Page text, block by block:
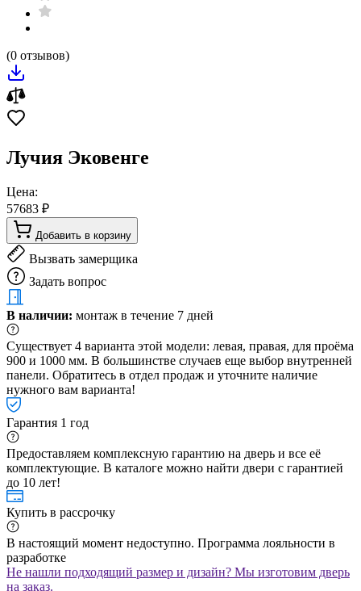
(0 отзывов)
Лучия Эковенге
Цена:
57683 ₽
Добавить в корзину
Вызвать замерщика
Задать вопрос
В наличии: монтаж в течение 7 дней
Существует 4 варианта этой модели: левая, правая, для проёма
900 и 1000 мм. В большинстве случаев еще выбор внутренней
панели. Обратитесь в отдел продаж и уточните наличие
нужного вам варианта!
Гарантия 1 год
Предоставляем комплексную гарантию на дверь и все её
комплектующие. В каталоге можно найти двери с гарантией
до 10 лет!
Купить в рассрочку
В настоящий момент недоступно. Программа лояльности в
разработке
Не нашли подходящий размер и дизайн? Мы изготовим дверь
на заказ.